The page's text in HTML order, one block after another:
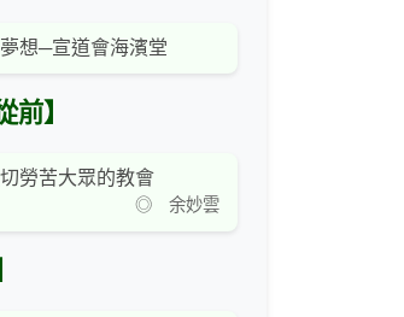
想─宣道會海濱堂
前】
勞苦大眾的教會
◎ 余妙雲